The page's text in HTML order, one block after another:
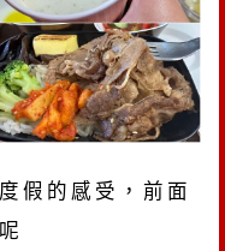
假的感受，前面